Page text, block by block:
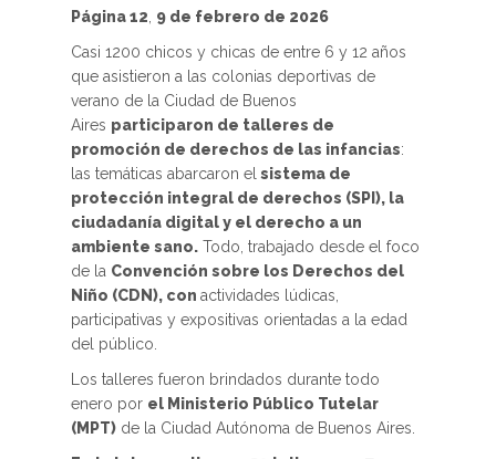
Página 12 9 de febrero de 2026
Casi 1200 chicos y chicas de entre 6 y 12 años
que asistieron a las colonias deportivas de
verano de la Ciudad de Buenos
Aires participaron de talleres de
promoción de derechos de las infancias:
las temáticas abarcaron el sistema de
protección integral de derechos (SPI), la
ciudadanía digital y el derecho a un
ambiente sano. Todo, trabajado desde el foco
de la Convención sobre los Derechos del
Niño (CDN), con actividades lúdicas,
participativas y expositivas orientadas a la edad
del público.
Los talleres fueron brindados durante todo
enero por el Ministerio Público Tutelar
(MPT) de la Ciudad Autónoma de Buenos Aires.